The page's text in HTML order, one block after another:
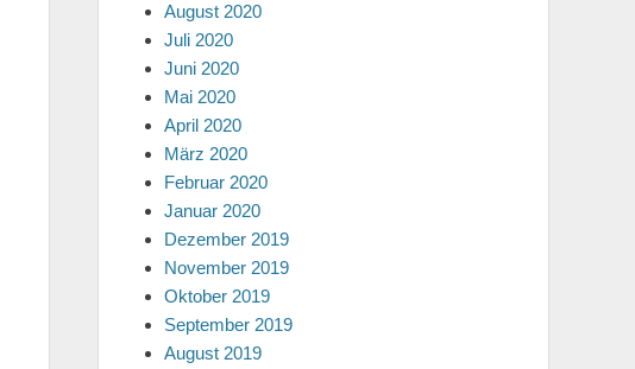
August 2020
Juli 2020
Juni 2020
Mai 2020
April 2020
März 2020
Februar 2020
Januar 2020
Dezember 2019
November 2019
Oktober 2019
September 2019
August 2019